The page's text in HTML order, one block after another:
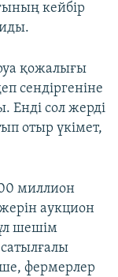
кейбір
қожалығы
сендіргеніне
Енді сол жерді
отыр үкімет,
миллион
аукцион
шешім
фермерлер